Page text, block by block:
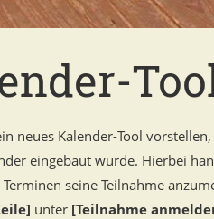
neues Kalender-Tool
eingebaut wurde. Hierbei
seine Teilnahme
unter [Teilnahme